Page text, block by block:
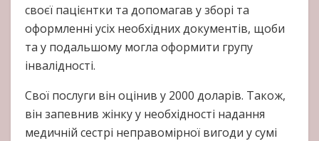
своєї пацієнтки та допомагав у зборі та
оформленні усіх необхідних документів, щоби
та у подальшому могла оформити групу
інвалідності.
Свої послуги він оцінив у 2000 доларів. Також,
він запевнив жінку у необхідності надання
медичній сестрі неправомірної вигоди у сумі